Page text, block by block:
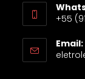
+55
Email: